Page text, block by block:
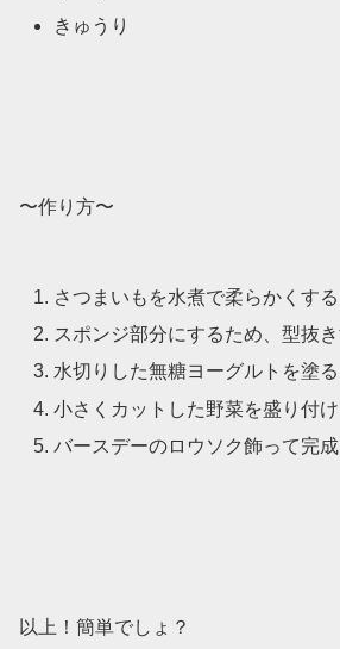
きゅうり
〜作り方〜
さつまいもを水煮で柔らかくする
スポンジ部分にするため、型抜き
水切りした無糖ヨーグルトを塗る
小さくカットした野菜を盛り付け
バースデーのロウソク飾って完
以上！簡単でしょ？